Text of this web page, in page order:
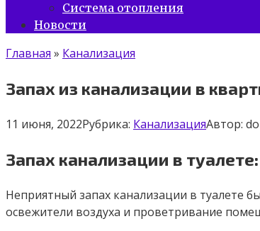
Система отопления
Новости
Главная » Канализация
Запах из канализации в
11 июня, 2022Рубрика: КанализацияАвтор:
Запах канализации в
Неприятный запах канализации в туалете
освежители воздуха и проветривание